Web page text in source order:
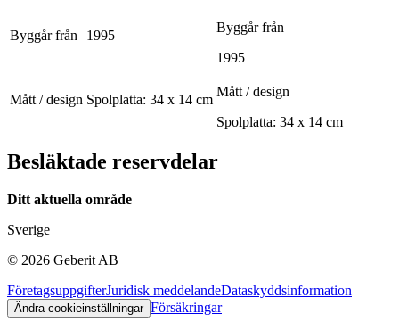
Byggår från 1995
Byggår från
1995
Mått / design Spolplatta: 34 x 14 cm
Mått / design
Spolplatta: 34 x 14 cm
Besläktade reservdelar
Ditt aktuella område
Sverige
© 2026 Geberit AB
FöretagsuppgifterJuridisk meddelandeDataskyddsinformation
Ändra cookieinställningar Försäkringar